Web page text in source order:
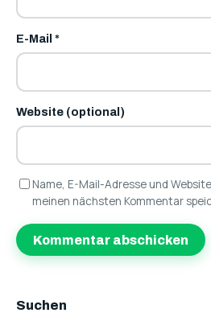
E-Mail *
Website (optional)
Name, E-Mail-Adresse und
meinen nächsten Kommentar
Suchen